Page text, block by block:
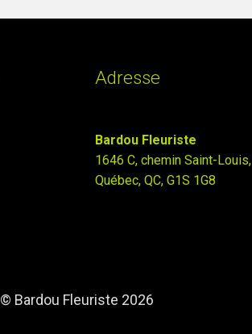
Adresse
Bardou Fleuriste
1646 C, chemin Saint-Louis,
Québec, QC, G1S 1G8
© Bardou Fleuriste 2026